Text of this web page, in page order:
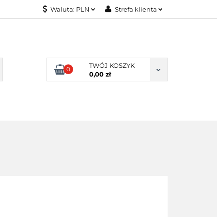
Waluta: PLN Strefa klienta
Dodaj zgłoszenie
Zgody cookies
0
TWÓJ KOSZYK
0,00 zł
KONTAKT